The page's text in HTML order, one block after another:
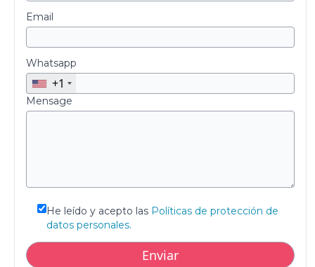
Email
Whatsapp
+1
Mensage
He leído y acepto las Políticas de protección de
datos personales.